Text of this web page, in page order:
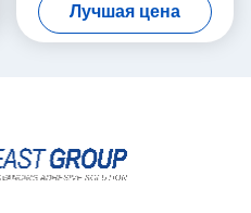
прилипатели для мебели
Лучшая цена